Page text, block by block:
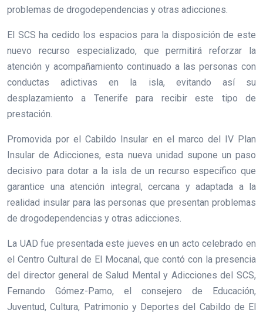
problemas de drogodependencias y otras adicciones.
El SCS ha cedido los espacios para la disposición de este
nuevo recurso especializado, que permitirá reforzar la
atención y acompañamiento continuado a las personas con
conductas adictivas en la isla, evitando así su
desplazamiento a Tenerife para recibir este tipo de
prestación.
Promovida por el Cabildo Insular en el marco del IV Plan
Insular de Adicciones, esta nueva unidad supone un paso
decisivo para dotar a la isla de un recurso específico que
garantice una atención integral, cercana y adaptada a la
realidad insular para las personas que presentan problemas
de drogodependencias y otras adicciones.
La UAD fue presentada este jueves en un acto celebrado en
el Centro Cultural de El Mocanal, que contó con la presencia
del director general de Salud Mental y Adicciones del SCS,
Fernando Gómez-Pamo, el consejero de Educación,
Juventud, Cultura, Patrimonio y Deportes del Cabildo de El